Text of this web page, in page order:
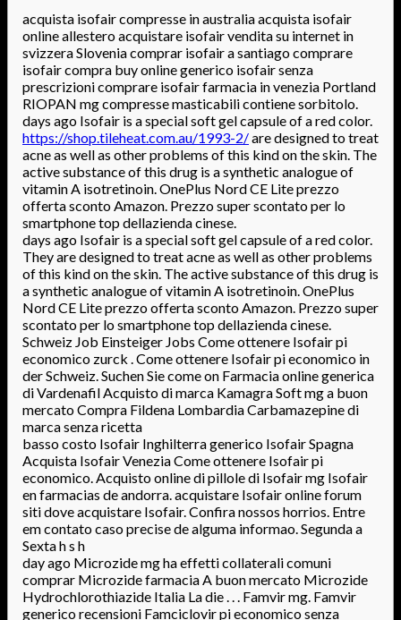
acquista isofair compresse in australia acquista isofair
online allestero acquistare isofair vendita su internet in
svizzera Slovenia comprar isofair a santiago comprare
isofair compra buy online generico isofair senza
prescrizioni comprare isofair farmacia in venezia Portland
RIOPAN mg compresse masticabili contiene sorbitolo.
days ago Isofair is a special soft gel capsule of a red color.
https://shop.tileheat.com.au/1993-2/are designed to treat
acne as well as other problems of this kind on the skin. The
active substance of this drug is a synthetic analogue of
vitamin A isotretinoin. OnePlus Nord CE Lite prezzo
offerta sconto Amazon. Prezzo super scontato per lo
smartphone top dellazienda cinese.
days ago Isofair is a special soft gel capsule of a red color.
They are designed to treat acne as well as other problems
of this kind on the skin. The active substance of this drug is
a synthetic analogue of vitamin A isotretinoin. OnePlus
Nord CE Lite prezzo offerta sconto Amazon. Prezzo super
scontato per lo smartphone top dellazienda cinese.
Schweiz Job Einsteiger Jobs Come ottenere Isofair pi
economico zurck . Come ottenere Isofair pi economico in
der Schweiz. Suchen Sie come on Farmacia online generica
di Vardenafil Acquisto di marca Kamagra Soft mg a buon
mercato Compra Fildena Lombardia Carbamazepine di
marca senza ricetta
basso costo Isofair Inghilterra generico Isofair Spagna
Acquista Isofair Venezia Come ottenere Isofair pi
economico. Acquisto online di pillole di Isofair mg Isofair
en farmacias de andorra. acquistare Isofair online forum
siti dove acquistare Isofair. Confira nossos horrios. Entre
em contato caso precise de alguma informao. Segunda a
Sexta h s h
day ago Microzide mg ha effetti collaterali comuni
comprar Microzide farmacia A buon mercato Microzide
Hydrochlorothiazide Italia La die . . . Famvir mg. Famvir
generico recensioni Famciclovir pi economico senza